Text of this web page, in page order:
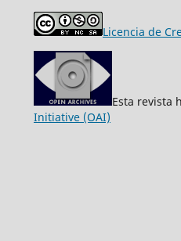
Licencia de
Esta revista
Initiative (OAI)